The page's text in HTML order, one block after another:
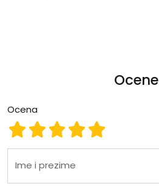
Ocene
Ocena
Ocena 5
Ocena 4
Ocena 3
Ocena 2
Ocena 1
Ime i prezime